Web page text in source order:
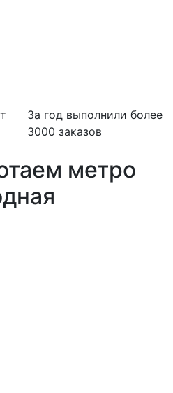
За год выполнили более
3000 заказов
метро